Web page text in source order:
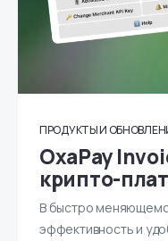
ПРОДУКТЫ И
OxaPay
крипто-
В быстро
эффективность и